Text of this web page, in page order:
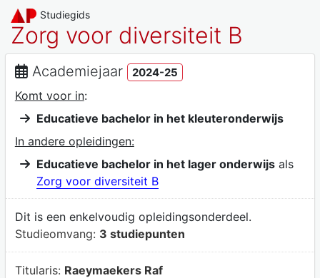
Studiegids
Zorg voor diversiteit B
Academiejaar 2024-25
Komt voor in:
Educatieve bachelor in het kleuteronderwijs
In andere opleidingen:
Educatieve bachelor in het lager onderwijsals
Zorg voor diversiteit B
Dit is een enkelvoudig opleidingsonderdeel.
Studieomvang: 3 studiepunten
Titularis: Raeymaekers Raf